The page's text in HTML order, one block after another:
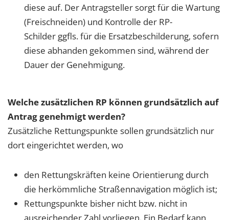
diese auf. Der Antragsteller sorgt für die Wartung
(Freischneiden) und Kontrolle der RP-
Schilder ggfls. für die Ersatzbeschilderung, sofern
diese abhanden gekommen sind, während der
Dauer der Genehmigung.
Welche zusätzlichen RP können grundsätzlich auf
Antrag genehmigt werden?
Zusätzliche Rettungspunkte sollen grundsätzlich nur
dort eingerichtet werden, wo
den Rettungskräften keine Orientierung durch
die herkömmliche Straßennavigation möglich ist;
Rettungspunkte bisher nicht bzw. nicht in